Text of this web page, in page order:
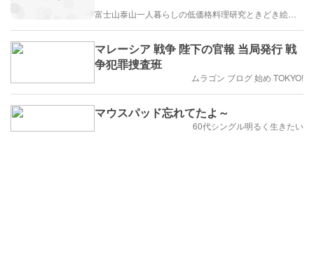
マレーシア 戦争 陛下の官報 当局発行 戦
争犯罪捜査班
ムラゴン ブログ 始め TOKYO!
マウスパッド忘れてたよ～
60代シングル明るく生きたい